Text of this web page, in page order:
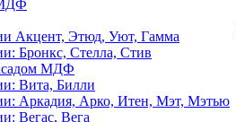
Акцент, Этюд, Уют, Гамма
Бронкс, Стелла, Стив
МДФ
Вита, Билли
Аркадия, Арко, Итен, Мэт, Мэтью
Вегас, Вега